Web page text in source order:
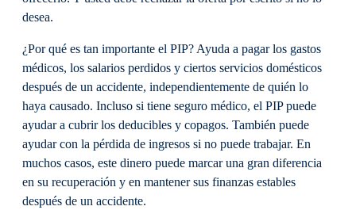
desea.
¿Por qué es tan importante el PIP? Ayuda a pagar los gastos
médicos, los salarios perdidos y ciertos servicios domésticos
después de un accidente, independientemente de quién lo
haya causado. Incluso si tiene seguro médico, el PIP puede
ayudar a cubrir los deducibles y copagos. También puede
ayudar con la pérdida de ingresos si no puede trabajar. En
muchos casos, este dinero puede marcar una gran diferencia
en su recuperación y en mantener sus finanzas estables
después de un accidente.